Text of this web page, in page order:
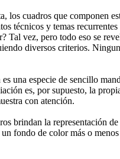
los cuadros que componen
técnicos y temas
Tal vez, pero todo eso se
diversos criterios.
una especie de sencillo
es, por supuesto, la
con atención.
brindan la representación
un fondo de color más o